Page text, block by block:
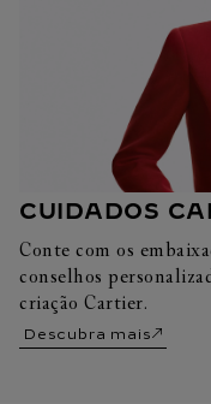
CUIDADOS
Conte com os
conselhos
criação Cartier.
Descubra mais